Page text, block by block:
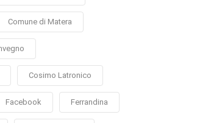
Comune di Matera
Cosimo Latronico
Facebook Ferrandina